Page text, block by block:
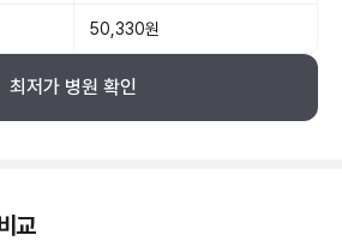
50,330원
최저가 병원 확인
교